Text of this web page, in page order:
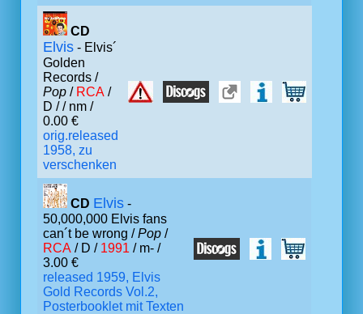
CD
Elvis - Elvis´
Golden
Records /
Pop / RCA /
D // nm /
0.00 €
orig.released
1958, zu
verschenken
CD Elvis -
50,000,000 Elvis fans
can´t be wrong /Pop /
RCA / D / 1991 / m- /
3.00 €
released 1959, Elvis
Gold Records Vol.2,
Posterbooklet mit Texten